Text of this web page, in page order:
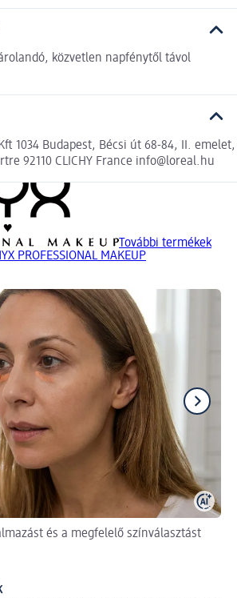
közvetlen napfénytől távol
1034 Budapest, Bécsi út 68-84, II. emelet,
92110 CLICHY France info@loreal.hu
További termékek
PROFESSIONAL MAKEUP
és a megfelelő színválasztást